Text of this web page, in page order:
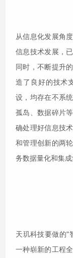
从信息化发展角
信息技术发展，
同时，不断提升
造了良好的技术
设，均存在不系
孤岛、数据碎片
确处理好信息技
和管理创新的两
务数据量化和集
天玑科技要做的"
一种崭新的工程